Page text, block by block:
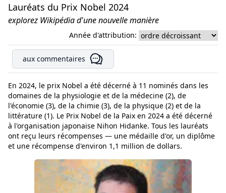
Lauréats du Prix Nobel 2024
explorez Wikipédia d'une nouvelle manière
Année d'attribution:
aux commentaires
En 2024, le prix Nobel a été décerné à 11 nominés dans les
domaines de la physiologie et de la médecine (2), de
l'économie (3), de la chimie (3), de la physique (2) et de la
littérature (1). Le Prix Nobel de la Paix en 2024 a été décerné
à l'organisation japonaise Nihon Hidanke. Tous les lauréats
ont reçu leurs récompenses — une médaille d'or, un diplôme
et une récompense d'environ 1,1 million de dollars.